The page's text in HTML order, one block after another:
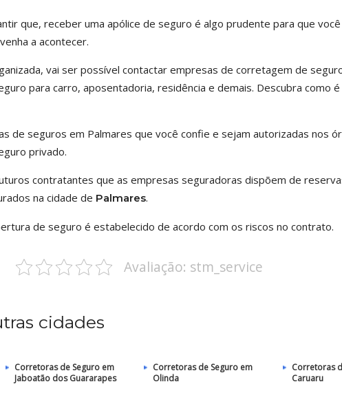
que, receber uma apólice de seguro é algo prudente para que
a acontecer.
vai ser possível contactar empresas de corretagem de
para carro, aposentadoria, residência e demais. Descubra como
de seguros em Palmares que você confie e sejam autorizadas nos
privado.
contratantes que as empresas seguradoras dispõem de
na cidade de Palmares.
de seguro é estabelecido de acordo com os riscos no contrato.
Avaliação: stm_service
cidades
Corretoras de Seguro em
Jaboatão dos Guararapes
Corretoras de Seguro em
Olinda
Corretoras
Caruaru